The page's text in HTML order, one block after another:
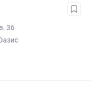
36